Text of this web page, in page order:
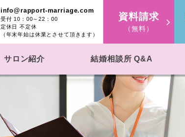
info@rapport-marriage.com
10：00～22：00
定休日 不定休
（年末年始は休業とさせて頂きます）
資料請求
（無料）
サロン紹介 結婚相談所 Q&A